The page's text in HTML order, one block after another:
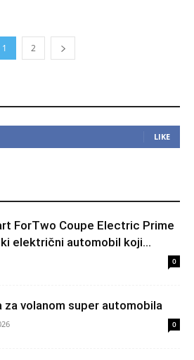
1 2
LIKE
ForTwo Coupe Electric Prime
električni automobil koji...
0
volanom super automobila
0